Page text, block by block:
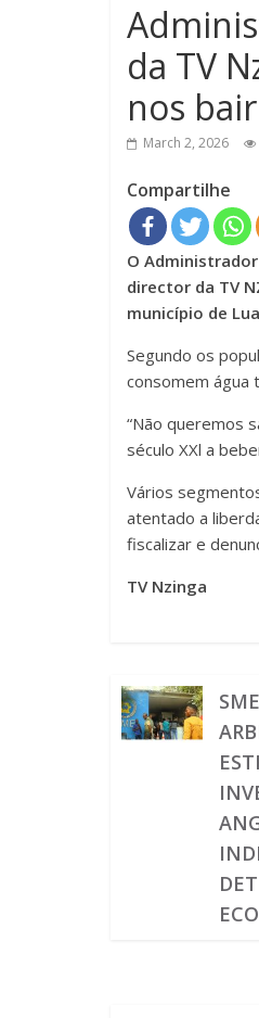
da TV
nos
March 2, 2026
Compartilhe
O
director da TV
município de
Segundo os
consomem água
“Não queremos
século XXl a
Vários
atentado a
fiscalizar e
TV Nzinga